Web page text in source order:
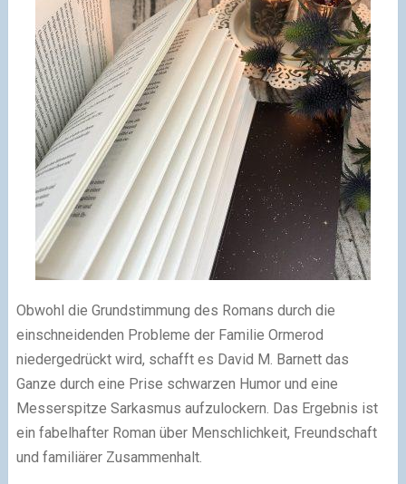
Obwohl die Grundstimmung des Romans durch die
einschneidenden Probleme der Familie Ormerod
niedergedrückt wird, schafft es David M. Barnett das
Ganze durch eine Prise schwarzen Humor und eine
Messerspitze Sarkasmus aufzulockern. Das Ergebnis ist
ein fabelhafter Roman über Menschlichkeit, Freundschaft
und familiärer Zusammenhalt.